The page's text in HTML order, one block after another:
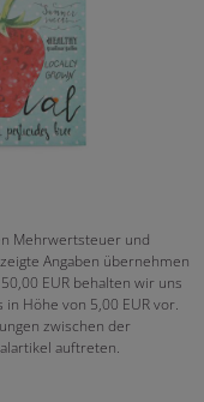
Mehrwertsteuer und
Angaben übernehmen
EUR behalten wir uns
Höhe von 5,00 EUR vor.
zwischen der
auftreten.